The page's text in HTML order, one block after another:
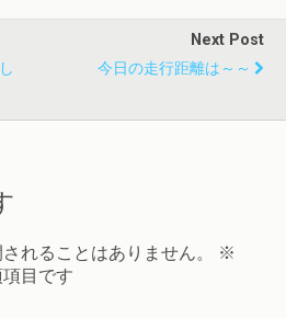
Next Post
今日の走行距離は～～
れることはありません。
※
目です